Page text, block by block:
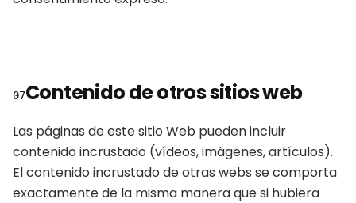
07Contenido de otros sitios web
Las páginas de este sitio Web pueden incluir
contenido incrustado (vídeos, imágenes, artículos).
El contenido incrustado de otras webs se comporta
exactamente de la misma manera que si hubiera